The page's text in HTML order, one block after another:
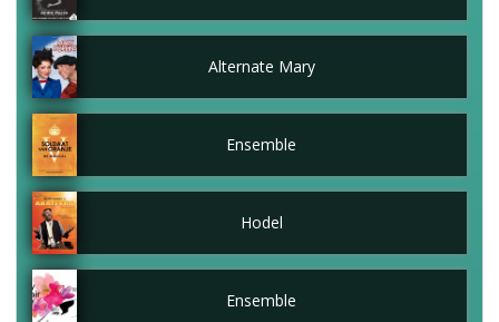
Alternate Mary
Ensemble
Hodel
Ensemble